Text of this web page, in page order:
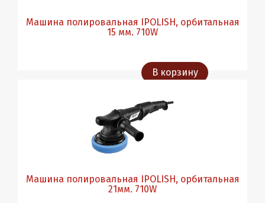
Машина полировальная IPOLISH, орбитальная
15 мм. 710W
В корзину
Машина полировальная IPOLISH, орбитальная
21мм. 710W